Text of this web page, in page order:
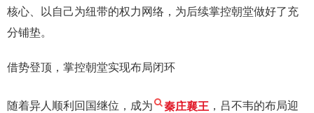
核心、以自己为纽带的权力网络，为后续掌控朝堂做好了充
分铺垫。
借势登顶，掌控朝堂实现布局闭环
随着异人顺利回国继位，成为 秦庄襄王 ，吕不韦的布局迎